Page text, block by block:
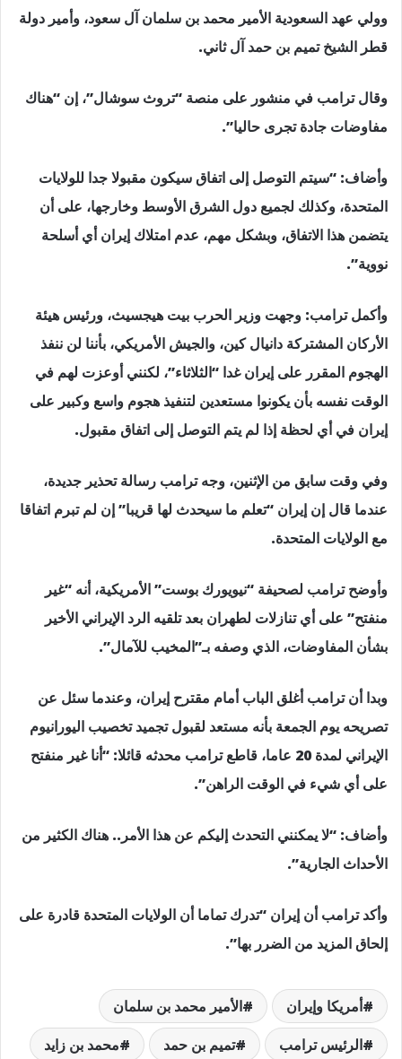
وولي عهد السعودية الأمير محمد بن سلمان آل سعود، وأمير دولة
قطر الشيخ تميم بن حمد آل ثاني.
وقال ترامب في منشور على منصة “تروث سوشال”، إن “هناك
مفاوضات جادة تجرى حاليا”.
وأضاف: “سيتم التوصل إلى اتفاق سيكون مقبولا جدا للولايات
المتحدة، وكذلك لجميع دول الشرق الأوسط وخارجها، على أن
يتضمن هذا الاتفاق، وبشكل مهم، عدم امتلاك إيران أي أسلحة
نووية”.
وأكمل ترامب: وجهت وزير الحرب بيت هيجسيث، ورئيس هيئة
الأركان المشتركة دانيال كين، والجيش الأمريكي، بأننا لن ننفذ
الهجوم المقرر على إيران غدا “الثلاثاء”، لكنني أوعزت لهم في
الوقت نفسه بأن يكونوا مستعدين لتنفيذ هجوم واسع وكبير على
إيران في أي لحظة إذا لم يتم التوصل إلى اتفاق مقبول.
وفي وقت سابق من الإثنين، وجه ترامب رسالة تحذير جديدة،
عندما قال إن إيران “تعلم ما سيحدث لها قريبا” إن لم تبرم اتفاقا
مع الولايات المتحدة.
وأوضح ترامب لصحيفة “نيويورك بوست” الأمريكية، أنه “غير
منفتح” على أي تنازلات لطهران بعد تلقيه الرد الإيراني الأخير
بشأن المفاوضات، الذي وصفه بـ”المخيب للآمال”.
وبدا أن ترامب أغلق الباب أمام مقترح إيران، وعندما سئل عن
تصريحه يوم الجمعة بأنه مستعد لقبول تجميد تخصيب اليورانيوم
الإيراني لمدة 20 عاما، قاطع ترامب محدثه قائلا: “أنا غير منفتح
على أي شيء في الوقت الراهن”.
وأضاف: “لا يمكنني التحدث إليكم عن هذا الأمر.. هناك الكثير من
الأحداث الجارية”.
وأكد ترامب أن إيران “تدرك تماما أن الولايات المتحدة قادرة على
إلحاق المزيد من الضرر بها”.
أمريكا وإيران
الأمير محمد بن سلمان
الرئيس ترامب
تميم بن حمد محمد بن زايد